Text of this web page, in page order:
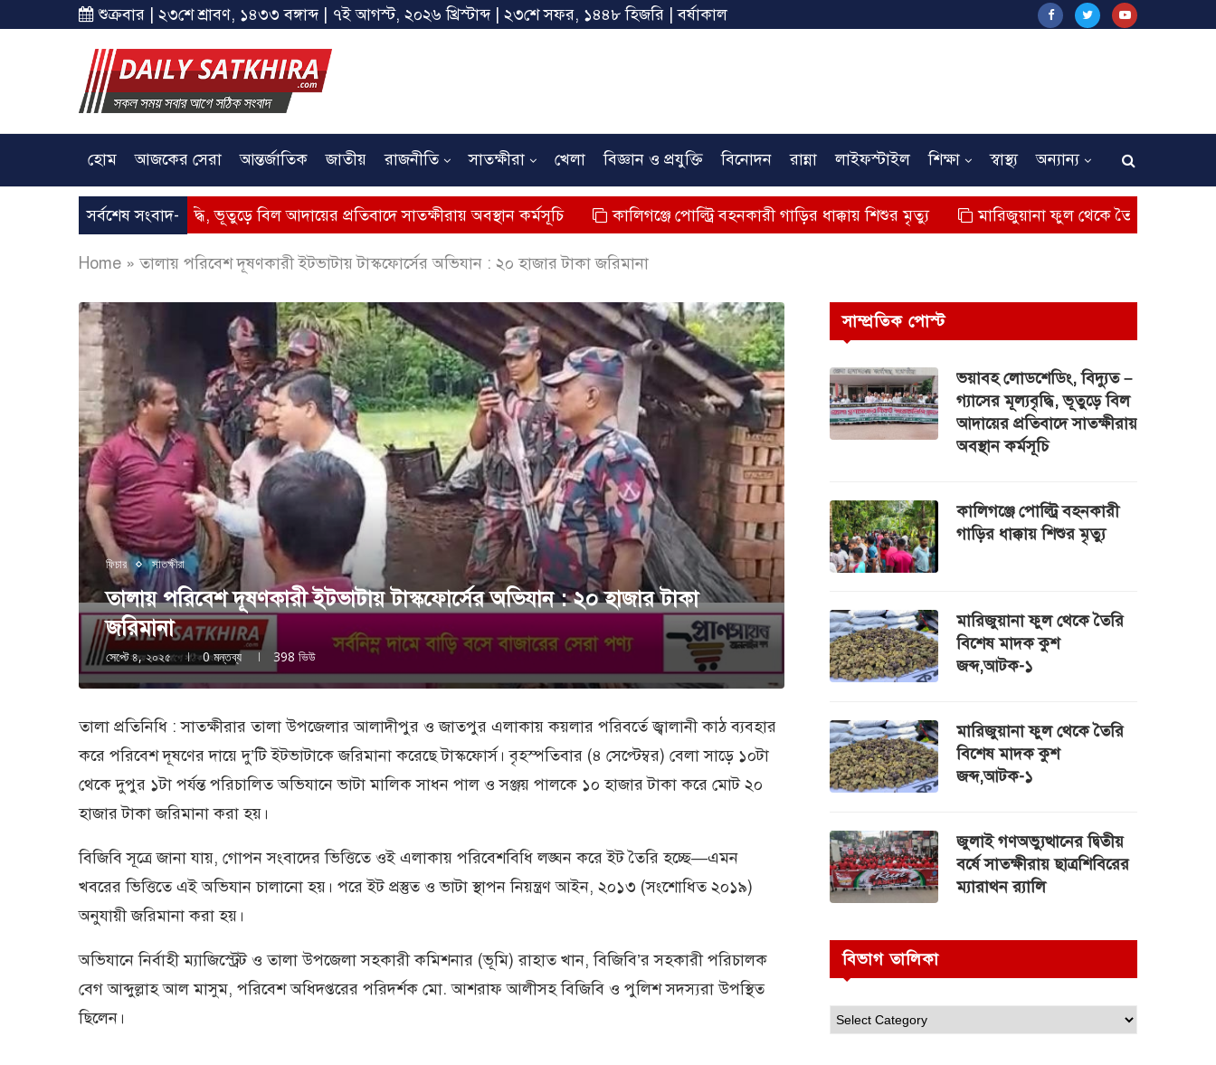
শুক্রবার | ২৩শে শ্রাবণ, ১৪৩৩ বঙ্গাব্দ | ৭ই আগস্ট, ২০২৬ খ্রিস্টাব্দ | ২৩শে সফর, ১৪৪৮ হিজরি | বর্ষাকাল
হোম আজকের সেরা আন্তর্জাতিক জাতীয় রাজনীতি সাতক্ষীরা খেলা বিজ্ঞান ও প্রযুক্তি বিনোদন রান্না লাইফস্টাইল শিক্ষা স্বাস্থ্য অন্যান্য
সর্বশেষ সংবাদ-
গ্যাসের মূল্যবৃদ্ধি, ভূতুড়ে বিল আদায়ের প্রতিবাদে সাতক্ষীরায় অবস্থান কর্মসূচি কালিগঞ্জে পোল্ট্রি বহনকারী গাড়ির ধাক্কায় শিশুর মৃত্যু মারিজুয়ানা ফুল থেকে তৈরি বিশেষ মাদক কুশ
Home »তালায় পরিবেশ দূষণকারী ইটভাটায় টাস্কফোর্সের অভিযান : ২০ হাজার টাকা জরিমানা
ফিচার সাতক্ষীরা
তালায় পরিবেশ দূষণকারী ইটভাটায় টাস্কফোর্সের অভিযান : ২০ হাজার টাকা
জরিমানা
সেপ্টে ৪, ২০২৫ 0 মন্তব্য 398 ভিউ
তালা প্রতিনিধি : সাতক্ষীরার তালা উপজেলার আলাদীপুর ও জাতপুর এলাকায় কয়লার পরিবর্তে জ্বালানী কাঠ ব্যবহার
করে পরিবেশ দূষণের দায়ে দু’টি ইটভাটাকে জরিমানা করেছে টাস্কফোর্স। বৃহস্পতিবার (৪ সেপ্টেম্বর) বেলা সাড়ে ১০টা
থেকে দুপুর ১টা পর্যন্ত পরিচালিত অভিযানে ভাটা মালিক সাধন পাল ও সঞ্জয় পালকে ১০ হাজার টাকা করে মোট ২০
হাজার টাকা জরিমানা করা হয়।
বিজিবি সূত্রে জানা যায়, গোপন সংবাদের ভিত্তিতে ওই এলাকায় পরিবেশবিধি লঙ্ঘন করে ইট তৈরি হচ্ছে—এমন
খবরের ভিত্তিতে এই অভিযান চালানো হয়। পরে ইট প্রস্তুত ও ভাটা স্থাপন নিয়ন্ত্রণ আইন, ২০১৩ (সংশোধিত ২০১৯)
অনুযায়ী জরিমানা করা হয়।
অভিযানে নির্বাহী ম্যাজিস্ট্রেট ও তালা উপজেলা সহকারী কমিশনার (ভূমি) রাহাত খান, বিজিবি’র সহকারী পরিচালক
বেগ আব্দুল্লাহ আল মাসুম, পরিবেশ অধিদপ্তরের পরিদর্শক মো. আশরাফ আলীসহ বিজিবি ও পুলিশ সদস্যরা উপস্থিত
ছিলেন।
সাম্প্রতিক পোস্ট
ভয়াবহ লোডশেডিং, বিদ্যুত –
গ্যাসের মূল্যবৃদ্ধি, ভূতুড়ে বিল
আদায়ের প্রতিবাদে সাতক্ষীরায়
অবস্থান কর্মসূচি
কালিগঞ্জে পোল্ট্রি বহনকারী
গাড়ির ধাক্কায় শিশুর মৃত্যু
মারিজুয়ানা ফুল থেকে তৈরি
বিশেষ মাদক কুশ
জব্দ,আটক-১
মারিজুয়ানা ফুল থেকে তৈরি
বিশেষ মাদক কুশ
জব্দ,আটক-১
জুলাই গণঅভ্যুত্থানের দ্বিতীয়
বর্ষে সাতক্ষীরায় ছাত্রশিবিরের
ম্যারাথন র‌্যালি
বিভাগ তালিকা